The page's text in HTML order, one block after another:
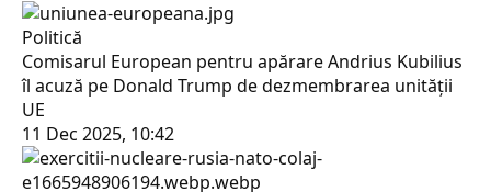
Politică
Comisarul European pentru apărare Andrius Kubilius
îl acuză pe Donald Trump de dezmembrarea unității
UE
11 Dec 2025, 10:42